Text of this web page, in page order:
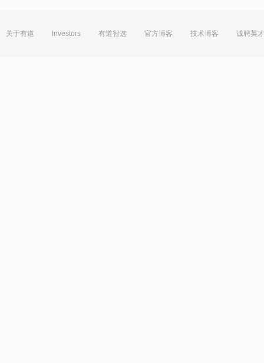
关于有道 Investors 有道智选 官方博客 技术博客 诚聘英才